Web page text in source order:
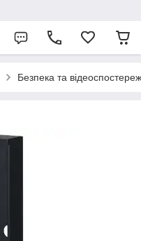
Безпека та